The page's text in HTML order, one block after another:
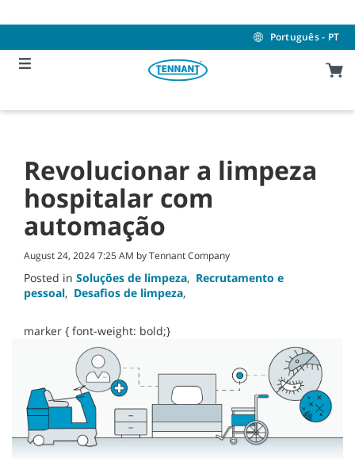
to
to
menu
Português - PT
Revolucionar a limpeza
hospitalar com
automação
August 24, 2024 7:25 AM by Tennant Company
Posted in Soluções de limpeza, Recrutamento e
pessoal, Desafios de limpeza,
marker { font-weight: bold;}